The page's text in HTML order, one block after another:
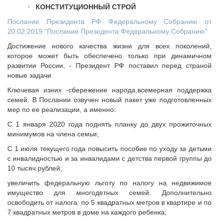
Исполнительная дирекция
Палаты Совета
Комитеты Совета
Правление Совета
Обработка персональных данных
Партнеры Совета
Полезные ссылки
Инвестиционные порталы муниципальных образований
Контактная информация
НОВОСТИ
СМИ о нас
МЕТОДИЧЕСКИЙ РАЗДЕЛ
Опыт регионов
Методические материалы
Опыт муниципалитетов
КОНСТИТУЦИОННЫЙ СТРОЙ
Послание Президента РФ Федеральному Собранию от
20.02.2019 "Послание Президента Федеральному Собранию"
Достижение нового качества жизни для всех поколений,
которое может быть обеспечено только при динамичном
развитии России, - Президент РФ поставил перед страной
новые задачи
Ключевая изних -сбережение народа,всемерная поддержка
семей. В Послании озвучен новый пакет уже подготовленных
мер по ее реализации, а именно:
С 1 января 2020 года поднять планку до двух прожиточных
минимумов на члена семьи;
С 1 июля текущего года повысить пособие по уходу за детьми
с инвалидностью и за инвалидами с детства первой группы до
10 тысяч рублей;
увеличить федеральную льготу по налогу на недвижимое
имущество для многодетных семей. Дополнительно
освободить от налога: по 5 квадратных метров в квартире и по
7 квадратных метров в доме на каждого ребенка;